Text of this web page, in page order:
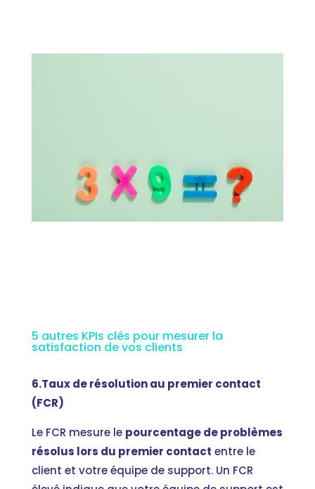
5 autres KPIs clés pour mesurer la
satisfaction de vos clients
6.Taux de résolution au premier contact
(FCR)
Le FCR mesure le pourcentage de problèmes
résolus lors du premier contact entre le
client et votre équipe de support. Un FCR